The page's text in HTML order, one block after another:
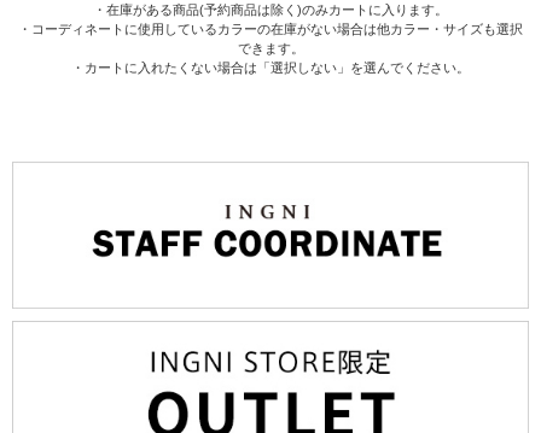
・在庫がある商品(予約商品は除く)のみカートに入ります。
・コーディネートに使用しているカラーの在庫がない場合は他カラー・サイズも選択
できます。
・カートに入れたくない場合は「選択しない」を選んでください。